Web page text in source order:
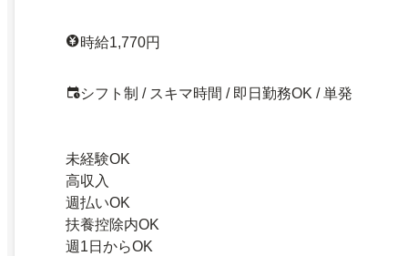
時給1,770円
シフト制 / スキマ時間 / 即日勤務OK / 単発
未経験OK
高収入
週払いOK
扶養控除内OK
週1日からOK